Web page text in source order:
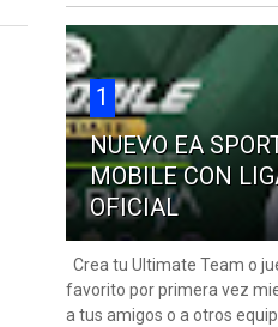
1
NUEVO EA
MOBILE CON
OFICIAL
Crea tu Ultimate Team o
favorito por primera vez
a tus amigos o a otros